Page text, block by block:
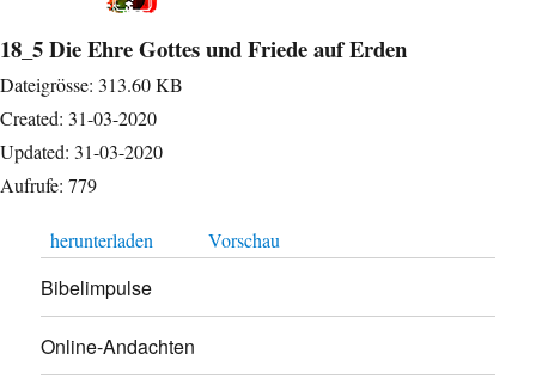
18_5 Die Ehre Gottes und Friede auf Erden
Dateigrösse: 313.60 KB
Created: 31-03-2020
Updated: 31-03-2020
Aufrufe: 779
herunterladen Vorschau
Bibelimpulse
Online-Andachten